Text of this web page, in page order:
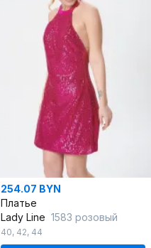
254.07 BYN
Платье
Lady Line 1583 розовый
40, 42, 44